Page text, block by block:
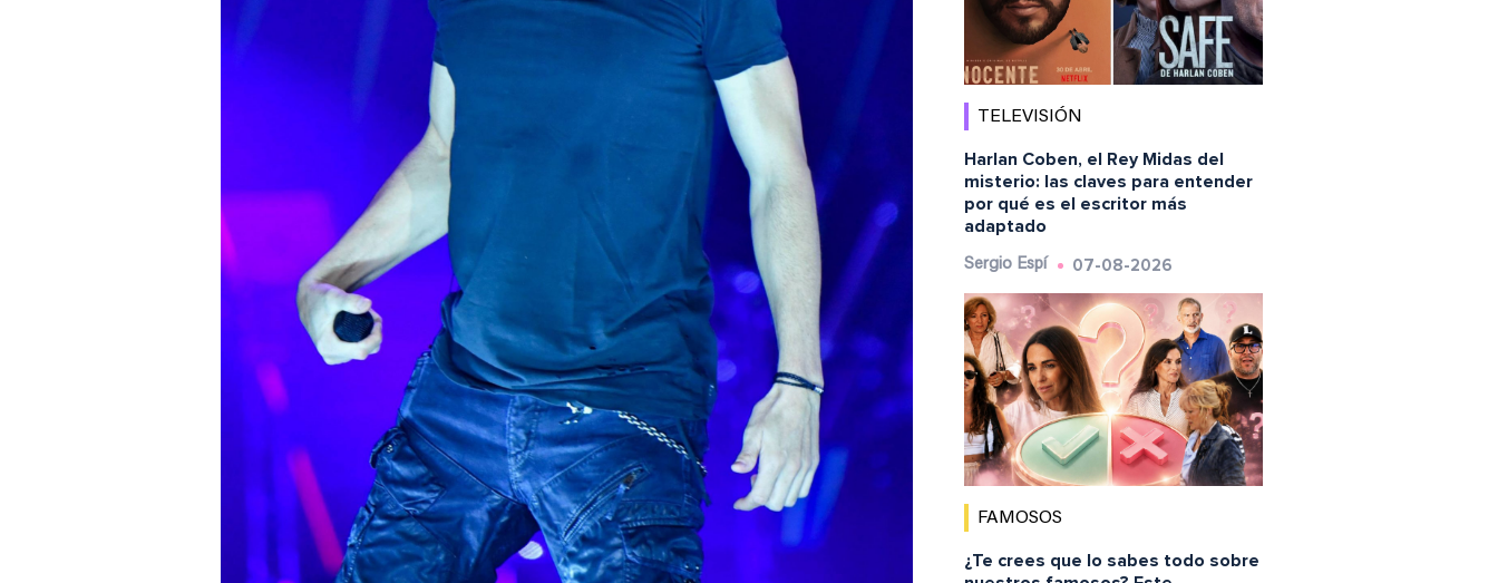
TELEVISIÓN
Harlan Coben, el Rey Midas del
misterio: las claves para entender
por qué es el escritor más
adaptado
Sergio Espí 07-08-2026
FAMOSOS
¿Te crees que lo sabes todo sobre